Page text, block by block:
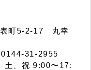
町5-2-17 丸幸
31-2955
、祝 9:00〜17: